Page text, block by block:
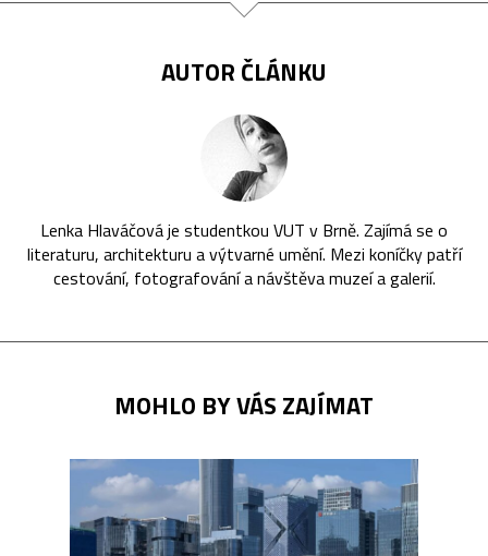
AUTOR ČLÁNKU
Lenka Hlaváčová je studentkou VUT v Brně. Zajímá se o
literaturu, architekturu a výtvarné umění. Mezi koníčky patří
cestování, fotografování a návštěva muzeí a galerií.
MOHLO BY VÁS ZAJÍMAT